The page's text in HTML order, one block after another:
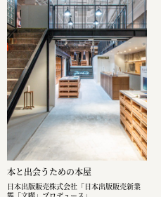
本と出会うための本屋
日本出版販売株式会社「日本出版販売新業
態「文喫」プロデュース」